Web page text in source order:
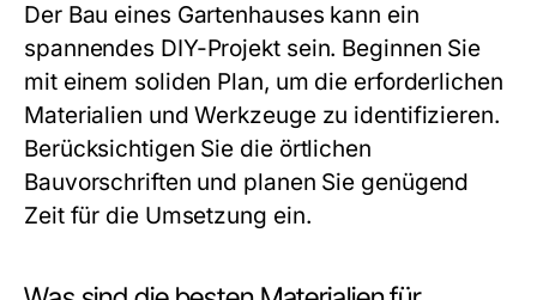
Der Bau eines Gartenhauses kann ein
spannendes DIY-Projekt sein. Beginnen Sie
mit einem soliden Plan, um die erforderlichen
Materialien und Werkzeuge zu identifizieren.
Berücksichtigen Sie die örtlichen
Bauvorschriften und planen Sie genügend
Zeit für die Umsetzung ein.